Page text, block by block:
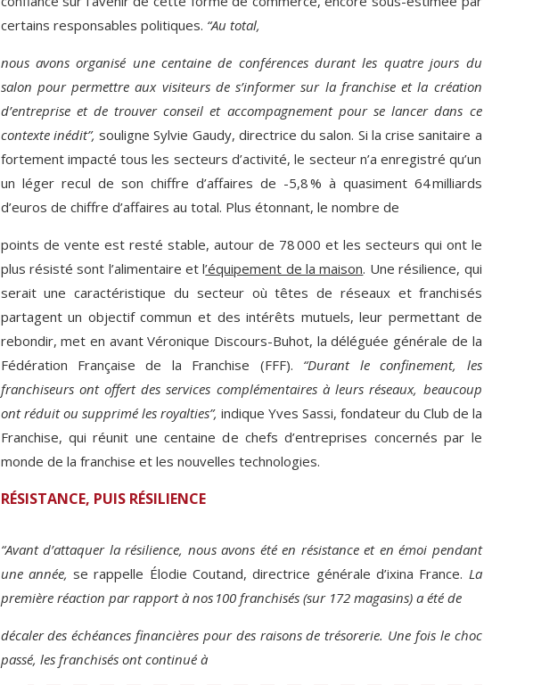
certains responsables politiques. “Au total,
nous avons organisé une centaine de conférences durant les quatre jours du
salon pour permettre aux visiteurs de s’informer sur la franchise et la création
d’entreprise et de trouver conseil et accompagnement pour se lancer dans ce
contexte inédit”, souligne Sylvie Gaudy, directrice du salon. Si la crise sanitaire a
fortement impacté tous les secteurs d’activité, le secteur n’a enregistré qu’un
un léger recul de son chiffre d’affaires de -5,8 % à quasiment 64 milliards
d’euros de chiffre d’affaires au total. Plus étonnant, le nombre de
points de vente est resté stable, autour de 78 000 et les secteurs qui ont le
plus résisté sont l’alimentaire et l’équipement de la maison. Une résilience, qui
serait une caractéristique du secteur où têtes de réseaux et franchisés
partagent un objectif commun et des intérêts mutuels, leur permettant de
rebondir, met en avant Véronique Discours-Buhot, la déléguée générale de la
Fédération Française de la Franchise (FFF). “Durant le confinement, les
franchiseurs ont offert des services complémentaires à leurs réseaux, beaucoup
ont réduit ou supprimé les royalties”, indique Yves Sassi, fondateur du Club de la
Franchise, qui réunit une centaine de chefs d’entreprises concernés par le
monde de la franchise et les nouvelles technologies.
RÉSISTANCE, PUIS RÉSILIENCE
“Avant d’attaquer la résilience, nous avons été en résistance et en émoi pendant
une année, se rappelle Élodie Coutand, directrice générale d’ixina France. La
première réaction par rapport à nos 100 franchisés (sur 172 magasins) a été de
décaler des échéances financières pour des raisons de trésorerie. Une fois le choc
passé, les franchisés ont continué à